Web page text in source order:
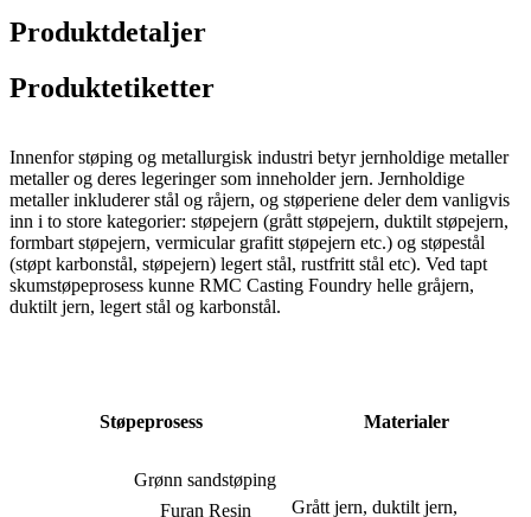
Produktdetaljer
Produktetiketter
Innenfor støping og metallurgisk industri betyr jernholdige metaller
metaller og deres legeringer som inneholder jern. Jernholdige
metaller inkluderer stål og råjern, og støperiene deler dem vanligvis
inn i to store kategorier: støpejern (grått støpejern, duktilt støpejern,
formbart støpejern, vermicular grafitt støpejern etc.) og støpestål
(støpt karbonstål, støpejern) legert stål, rustfritt stål etc). Ved tapt
skumstøpeprosess kunne RMC Casting Foundry helle gråjern,
duktilt jern, legert stål og karbonstål.
Støpeprosess Materialer
Grønn sandstøping
Grått jern, duktilt jern,
Furan Resin